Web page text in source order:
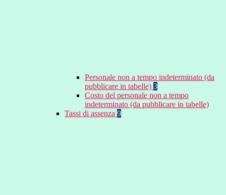
Personale non a tempo indeterminato (da
pubblicare in tabelle) 3
Costo del personale non a tempo
indeterminato (da pubblicare in tabelle)
Tassi di assenza 9